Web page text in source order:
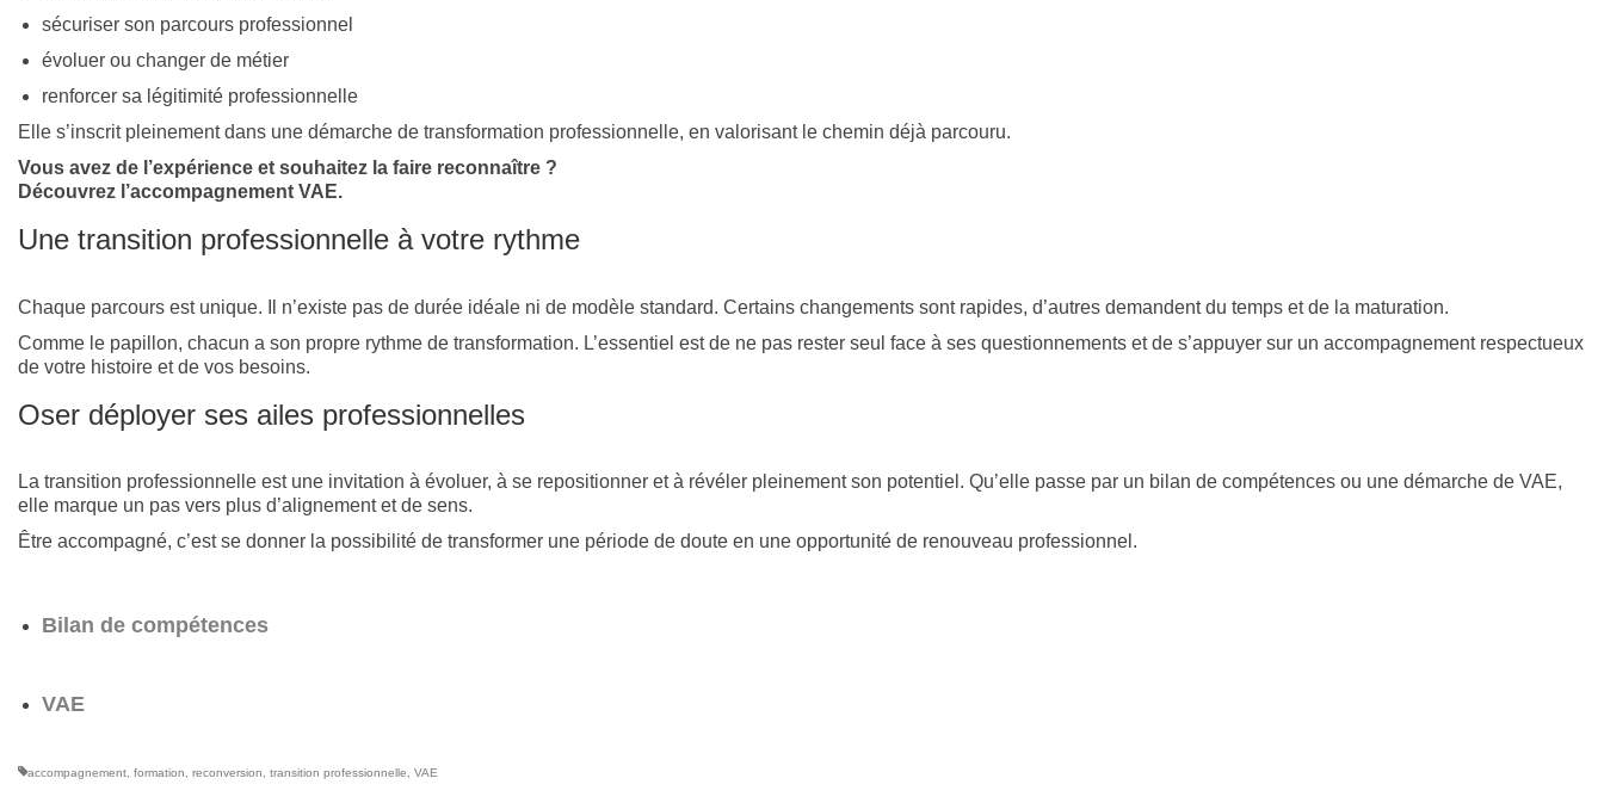
sécuriser son parcours professionnel
évoluer ou changer de métier
renforcer sa légitimité professionnelle
Elle s’inscrit pleinement dans une démarche de transformation professionnelle, en valorisant le chemin déjà parcouru.
Vous avez de l’expérience et souhaitez la faire reconnaître ?
Découvrez l’accompagnement VAE.
Une transition professionnelle à votre rythme
Chaque parcours est unique. Il n’existe pas de durée idéale ni de modèle standard. Certains changements sont rapides, d’autres demandent du temps et de la maturation.
Comme le papillon, chacun a son propre rythme de transformation. L’essentiel est de ne pas rester seul face à ses questionnements et de s’appuyer sur un accompagnement respectueux
de votre histoire et de vos besoins.
Oser déployer ses ailes professionnelles
La transition professionnelle est une invitation à évoluer, à se repositionner et à révéler pleinement son potentiel. Qu’elle passe par un bilan de compétences ou une démarche de VAE,
elle marque un pas vers plus d’alignement et de sens.
Être accompagné, c’est se donner la possibilité de transformer une période de doute en une opportunité de renouveau professionnel.
Bilan de compétences
VAE
accompagnement formation reconversion transition professionnelle VAE